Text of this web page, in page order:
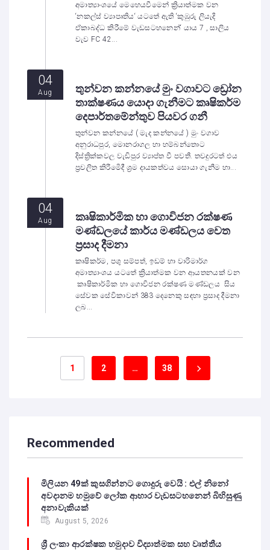
අමාත්‍යාංශයේ මෙහෙයවීමෙන් ක්‍රියාත්මක වන
‘නකල්ස් ව්‍යාපෘතිය‘ යටතේ ඇති ‘කුඹුරු ලියැදි
ඒකාබද්ධ කිරීමේ වැඩසටහනෙන්‘ යාය 7 , සාලිය
වැව FC 42...
04
Aug
තුන්වන කන්නයේ මුං වගාවට ඩ්‍රෝන
තාක්ෂණය යොදා ගැනීමට කෘෂිකර්ම
දෙපාර්තමේන්තුව පියවර ගනී
තුන්වන කන්නයේ ( මැද කන්නයේ ) මුං වගාව
අනුරාධපුර, මොනරාගල හා හම්බන්තොට
දිස්ත්‍රික්කවල වැඩිපුර ව්‍යාප්ත වී පවතී. තවදුරටත් එය
ප්‍රචලිත කිරීමෙිදී ශ්‍රම දායකත්වය සොයා ගැනීම හා...
04
Aug
කෘෂිකාර්මික හා ගොවිජන රක්ෂණ
මණ්ඩලයේ කාර්ය මණ්ඩලය වෙත
ප්‍රසාද දීමනා
කෘෂිකර්ම, පශු සම්පත්, ඉඩම් හා වාරිමාර්ග
අමාත්‍යාංශය යටතේ ක්‍රියාත්මක වන ආයතනයක් වන
කෘෂිකාර්මික හා ගොවිජන රක්ෂණ මණ්ඩලය සිය
සේවක සේවිකාවන් 383 දෙනෙකු සඳහා ප්‍රසාද දීමනා
ලබ...
1 2 … 38
Recommended
මිලියන 49ක් කුසගින්නට ගොදුරු වෙයි : එල් නිනෝ
අවදානම හමුවේ ලෝක ආහාර වැඩසටහනෙන් බිහිසුණු
අනාවැකියක්
August 5, 2026
ශ්‍රී ලංකා ආරක්ෂක හමුදාව විද්‍යාත්මක සහ වෘත්තීය